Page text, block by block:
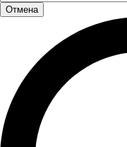
Отмена